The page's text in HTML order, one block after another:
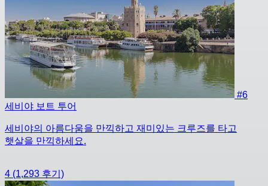
#6
세비야 보트 투어
세비야의 아름다움을 만끽하고 재미있는 크루즈를 타고
햇살을 만끽하세요.
4 (1,293 후기)